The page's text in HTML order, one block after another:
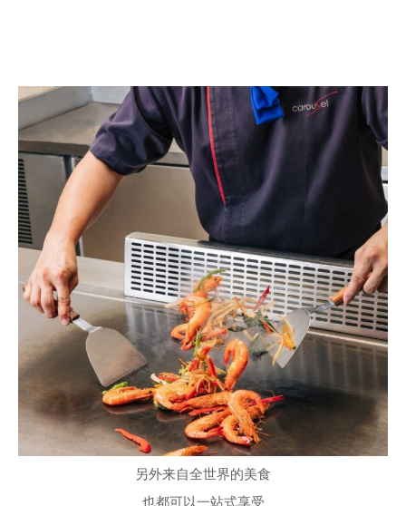
另外来自全世界的美食
也都可以一站式享受